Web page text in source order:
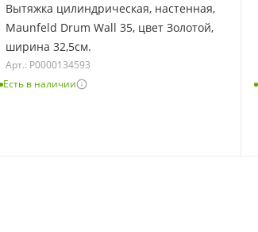
Вытяжка цилиндрическая, настенная,
Maunfeld Drum Wall 35, цвет Золотой,
ширина 32,5см.
Арт.: Р0000134593
Есть в наличии